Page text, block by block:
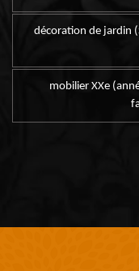
décoration de jardin
mobilier XXe